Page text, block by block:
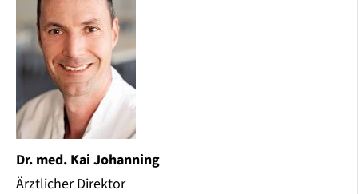
Dr. med. Kai Johanning
Ärztlicher Direktor